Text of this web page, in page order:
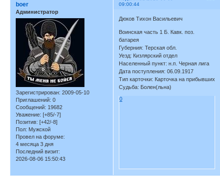
09:00:44
boer
Администратор
Зарегистрирован: 2009-05-10
Приглашений: 0
Сообщений: 19682
Уважение: [+85/-7]
Позитив: [+42/-8]
Пол: Мужской
Провел на форуме:
4 месяца 3 дня
Последний визит:
2026-08-06 15:50:43
Дюков Тихон Васильевич
Воинская часть 1 Б. Кавк. поз.
батарея
Губерния: Терская обл.
Уезд: Кизлярский отдел
Населенный пункт: н.п. Черная лига
Дата поступления: 06.09.1917
Тип карточки: Карточка на прибывших
Судьба: Болен(льна)
0